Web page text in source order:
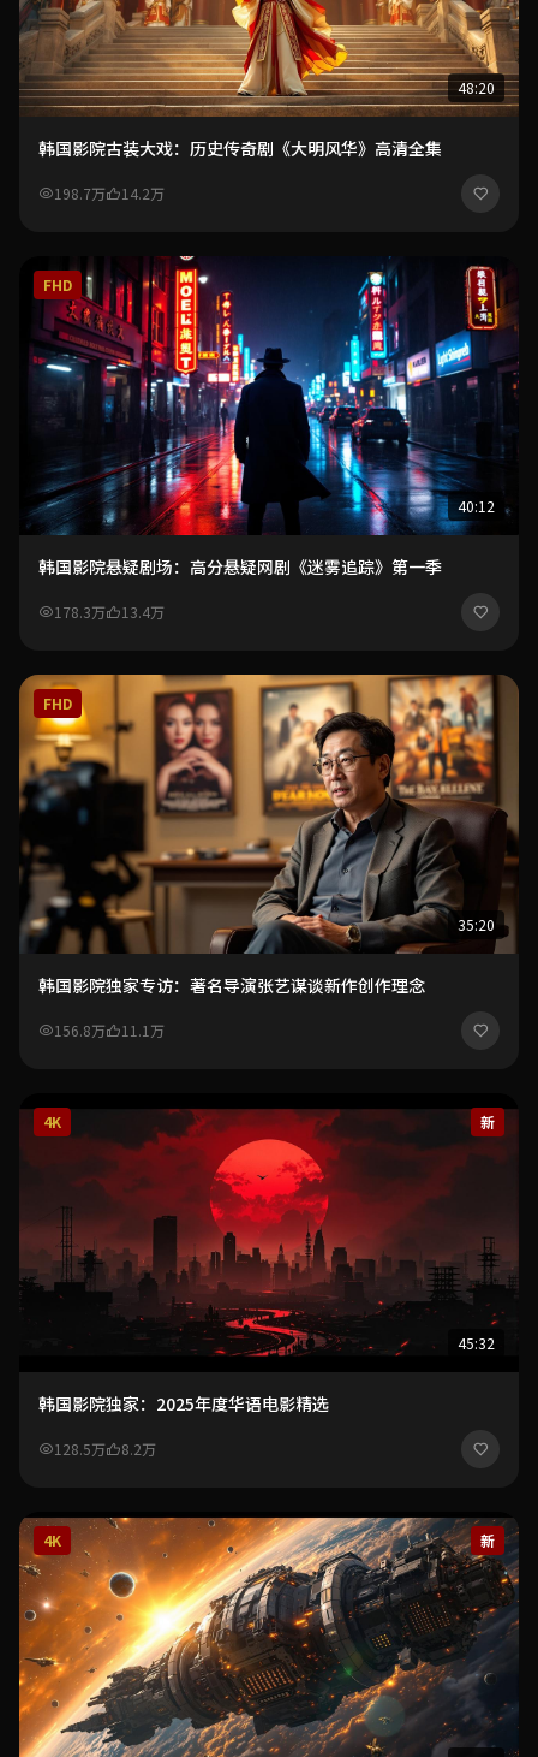
48:20
韩国影院古装大戏：历史传奇剧《大明风华》高清全集
198.7万 14.2万
FHD
40:12
韩国影院悬疑剧场：高分悬疑网剧《迷雾追踪》第一季
178.3万 13.4万
FHD
35:20
韩国影院独家专访：著名导演张艺谋谈新作创作理念
156.8万 11.1万
4K 新
45:32
韩国影院独家：2025年度华语电影精选
128.5万 8.2万
4K 新